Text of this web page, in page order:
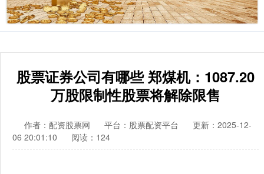
股票证券公司有哪些 郑煤机：1087.20
万股限制性股票将解除限售
作者：配资股票网 平台：股票配资平台
更新：2025-12-
06 20:01:10
阅读：124